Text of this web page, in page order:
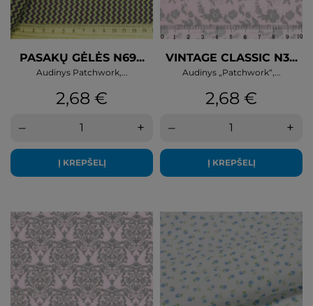
PASAKŲ GĖLĖS N69...
Audinys Patchwork,...
Kaina
2,68 €
– +
Į KREPŠELĮ
VINTAGE CLASSIC N3...
Audinys „Patchwork“,...
Kaina
2,68 €
– +
Į KREPŠELĮ